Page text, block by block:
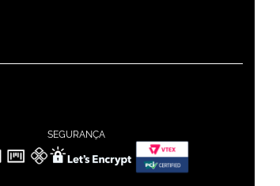
SEGURANÇA